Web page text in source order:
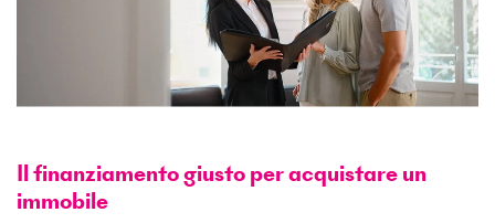
Il finanziamento giusto per acquistare un
immobile